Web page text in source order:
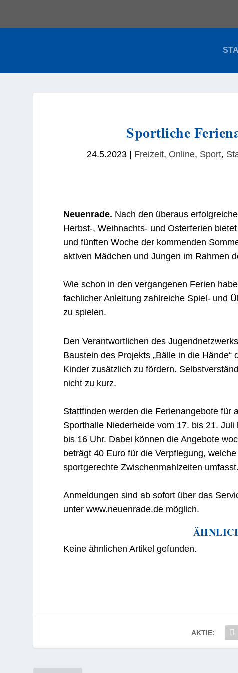
Sportliche
24.5.2023 Freizeit, Online, Sport,
Neuenrade. Nach den überaus
Herbst-, Weihnachts- und Osterferien
und fünften Woche der kommenden
aktiven Mädchen und Jungen im Rahmen
Wie schon in den vergangenen Ferien
fachlicher Anleitung zahlreiche Spiel- und
zu spielen.
Den Verantwortlichen des
Baustein des Projekts „Bälle in die
Kinder zusätzlich zu fördern.
nicht zu kurz.
Stattfinden werden die Ferienangebote für
Sporthalle Niederheide vom 17. bis 21.
bis 16 Uhr. Dabei können die Angebote
beträgt 40 Euro für die Verpflegung,
sportgerechte Zwischenmahlzeiten umfasst.
Anmeldungen sind ab sofort über das
unter www.neuenrade.de möglich.
Keine ähnlichen Artikel gefunden.
AKTIE: